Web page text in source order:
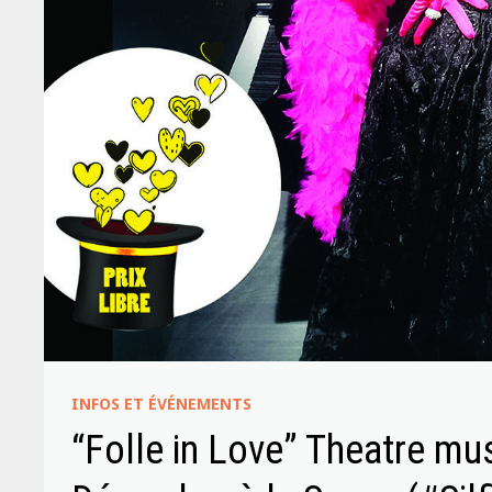
INFOS ET ÉVÉNEMENTS
“Folle in Love” Theatre